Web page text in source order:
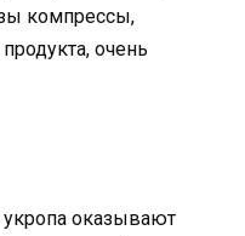
компрессы,
очень
укропа оказывают